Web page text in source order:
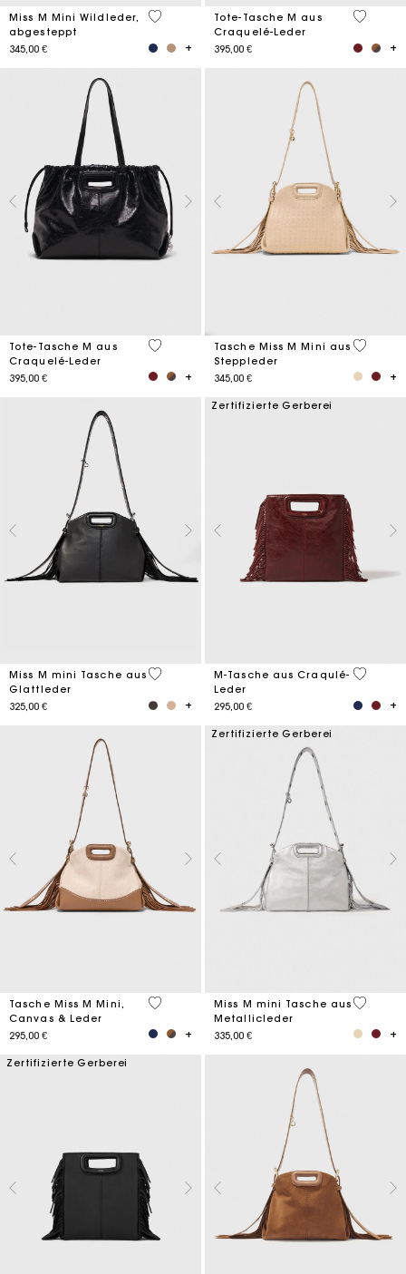
Miss M Mini Wildleder,
abgesteppt
345,00 €
5 out of 5 Customer Rating
Tote-Tasche M aus
Craquelé-Leder
395,00 €
3,7 out
Tote-Tasche M aus
Craquelé-Leder
395,00 €
3,6 out of 5 Customer Rating
Tasche Miss M Mini aus
Steppleder
345,00 €
3,9 out
Miss M mini Tasche aus
Glattleder
325,00 €
5 out of 5 Customer Rating
Zertifizierte Gerberei
M-Tasche aus Craqulé-
Leder
295,00 €
3,1 out
Tasche Miss M Mini,
Canvas & Leder
295,00 €
4,2 out of 5 Customer Rating
Zertifizierte Gerberei
Miss M mini Tasche aus
Metallicleder
335,00 €
4 out of
Zertifizierte Gerberei